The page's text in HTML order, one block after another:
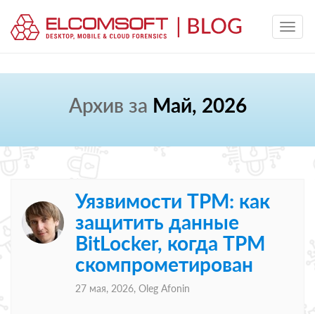
Архив за Май, 2026
Уязвимости TPM: как
защитить данные
BitLocker, когда TPM
скомпрометирован
27 мая, 2026, Oleg Afonin